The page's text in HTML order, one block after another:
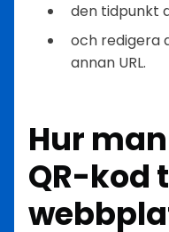
den tidpunkt
och redigera
annan URL.
Hur
QR-kod